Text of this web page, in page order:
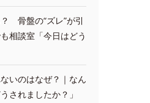
骨盤の“ズレ”が引
相談室「今日はどう
いのはなぜ？｜なん
されましたか？」